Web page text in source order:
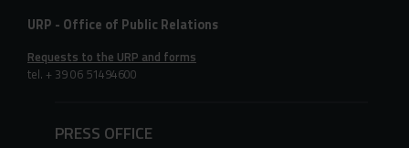
URP - Office of Public Relations
Requests to the URP and forms
tel. + 39 06 51494600
PRESS OFFICE